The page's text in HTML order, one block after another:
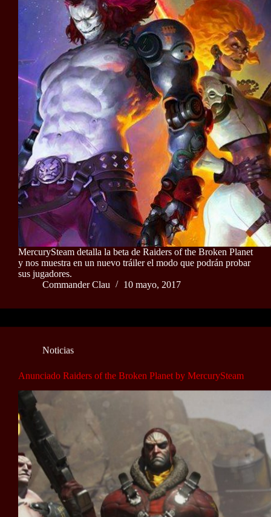
MercurySteam detalla la beta de Raiders of the Broken Planet
y nos muestra en un nuevo tráiler el modo que podrán probar
sus jugadores.
Commander Clau
10 mayo, 2017
Noticias
Anunciado Raiders of the Broken Planet by MercurySteam